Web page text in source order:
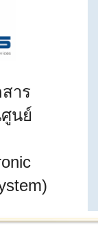
าร
นย์